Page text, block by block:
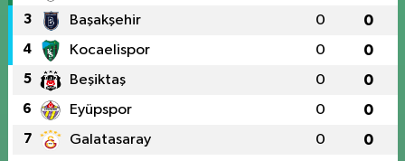
3 Başakşehir 0 0
4 Kocaelispor 0 0
5 Beşiktaş 0 0
6 Eyüpspor 0 0
7 Galatasaray 0 0